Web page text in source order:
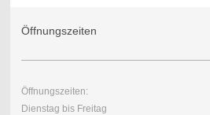
Öffnungszeiten
Öffnungszeiten:
Dienstag bis Freitag